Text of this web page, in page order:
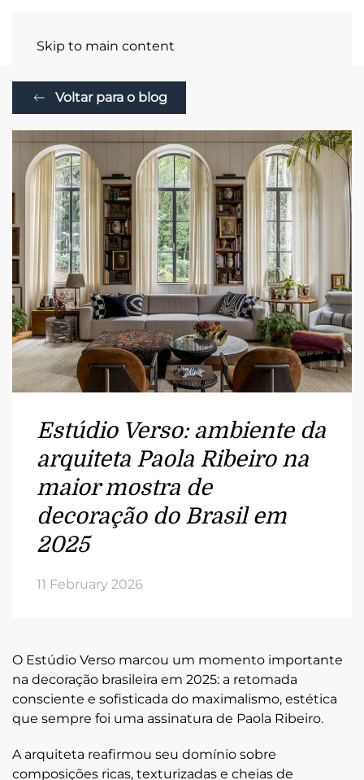
Skip to main content
Voltar para o blog
Estúdio Verso: ambiente da
arquiteta Paola Ribeiro na
maior mostra de
decoração do Brasil em
2025
11 February 2026
O Estúdio Verso marcou um momento importante
na decoração brasileira em 2025: a retomada
consciente e sofisticada do maximalismo, estética
que sempre foi uma assinatura de Paola Ribeiro.
A arquiteta reafirmou seu domínio sobre
composições ricas, texturizadas e cheias de